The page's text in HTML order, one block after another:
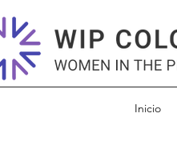
Inicio